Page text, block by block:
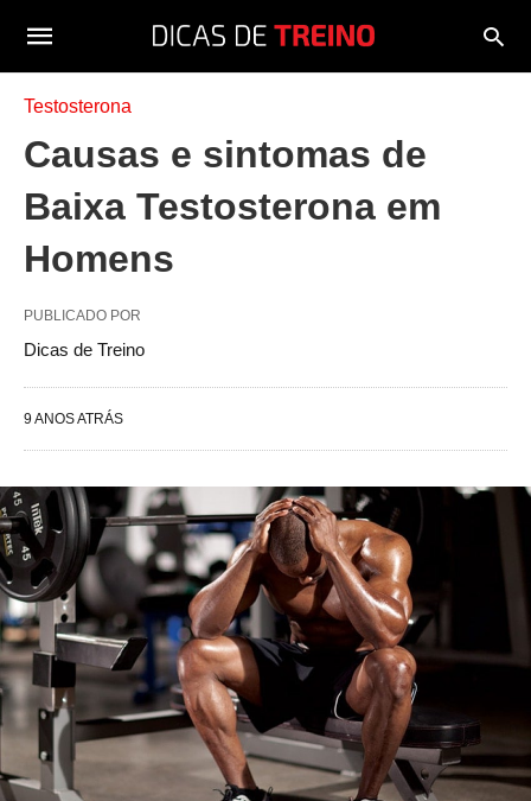
Testosterona
Causas e sintomas de
Baixa Testosterona em
Homens
PUBLICADO POR
Dicas de Treino
9 ANOS ATRÁS